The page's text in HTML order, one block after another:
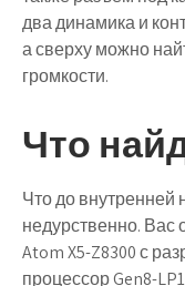
два динамика и
а сверху можно
громкости.
Что
Что до внутренней
недурственно.
Atom X5-Z8300 с
процессор Gen8-